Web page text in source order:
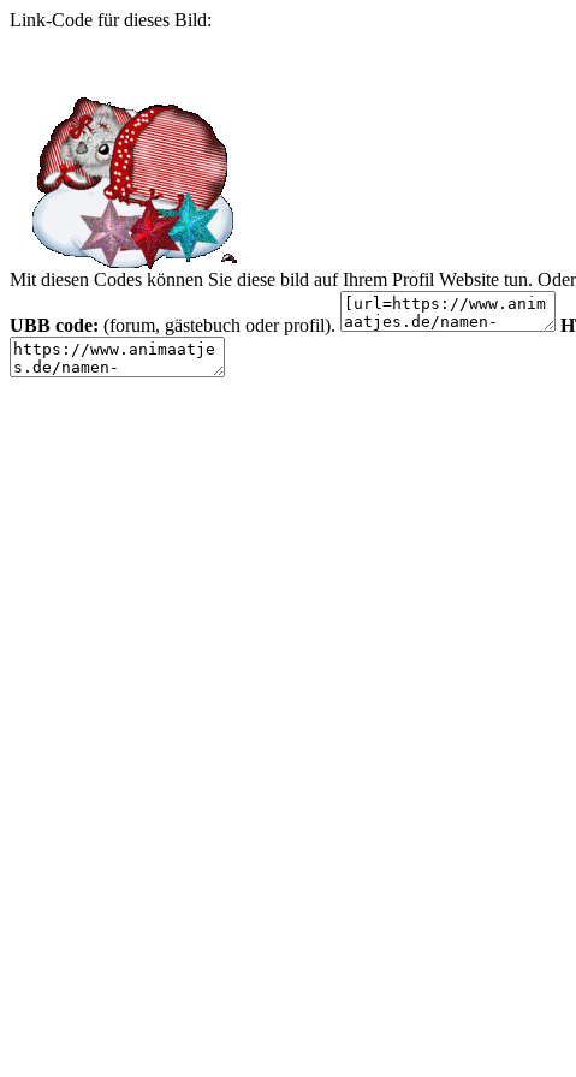
Link-Code für dieses Bild:
Mit diesen Codes können Sie diese bild auf Ihrem Profil Website tun.
UBB code: (forum, gästebuch oder profil).